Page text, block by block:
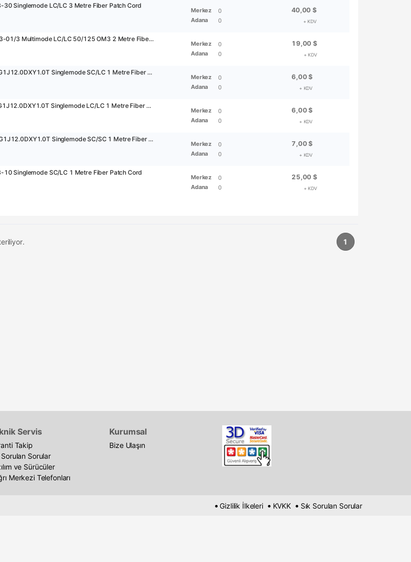
Singlemode LC/LC 3 Metre Fiber Patch Cord
Merkez
0
Adana
0
40,00 $
+ KDV
15916 - DIGITUS DK-2533-01/3 Multimode LC/LC 50/125 OM3 2 Metre Fiber Patch Cord
Merkez
0
Adana
0
19,00 $
+ KDV
28199 - ODS 02LCUSCUG1J12.0DXY1.0T Singlemode SC/LC 1 Metre Fiber Patch Cord
Merkez
0
Adana
0
6,00 $
+ KDV
28774 - ODS 02LCULCUG1J12.0DXY1.0T Singlemode LC/LC 1 Metre Fiber Patch Cord
Merkez
0
Adana
0
6,00 $
+ KDV
29199 - ODS 02SCUSCUG1J12.0DXY1.0T Singlemode SC/SC 1 Metre Fiber Patch Cord
Merkez
0
Adana
0
7,00 $
+ KDV
Singlemode SC/LC 1 Metre Fiber Patch Cord
Merkez
0
Adana
0
25,00 $
+ KDV
1
Servis
Takip
Sorulan Sorular
ve Sürücüler
Merkezi Telefonları
Kurumsal
Bize Ulaşın
• Gizlilik İlkeleri • KVKK • Sık Sorulan Sorular